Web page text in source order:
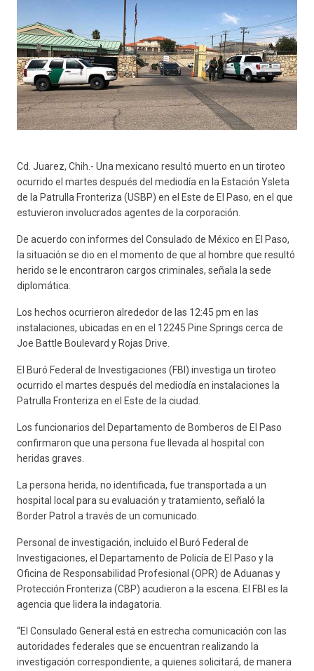
Cd. Juarez, Chih.- Una mexicano resultó muerto en un tiroteo
ocurrido el martes después del mediodía en la Estación Ysleta
de la Patrulla Fronteriza (USBP) en el Este de El Paso, en el que
estuvieron involucrados agentes de la corporación.
De acuerdo con informes del Consulado de México en El Paso,
la situación se dio en el momento de que al hombre que resultó
herido se le encontraron cargos criminales, señala la sede
diplomática.
Los hechos ocurrieron alrededor de las 12:45 pm en las
instalaciones, ubicadas en en el 12245 Pine Springs cerca de
Joe Battle Boulevard y Rojas Drive.
El Buró Federal de Investigaciones (FBI) investiga un tiroteo
ocurrido el martes después del mediodía en instalaciones la
Patrulla Fronteriza en el Este de la ciudad.
Los funcionarios del Departamento de Bomberos de El Paso
confirmaron que una persona fue llevada al hospital con
heridas graves.
La persona herida, no identificada, fue transportada a un
hospital local para su evaluación y tratamiento, señaló la
Border Patrol a través de un comunicado.
Personal de investigación, incluido el Buró Federal de
Investigaciones, el Departamento de Policía de El Paso y la
Oficina de Responsabilidad Profesional (OPR) de Aduanas y
Protección Fronteriza (CBP) acudieron a la escena. El FBI es la
agencia que lidera la indagatoria.
“El Consulado General está en estrecha comunicación con las
autoridades federales que se encuentran realizando la
investigación correspondiente, a quienes solicitará, de manera